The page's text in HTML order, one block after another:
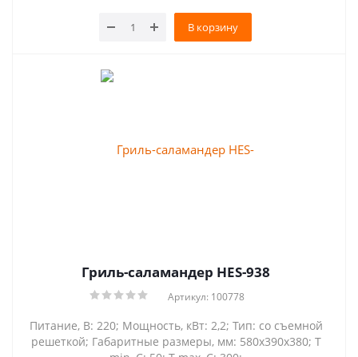
В корзину
Гриль-саламандер HES-938
Артикул: 100778
Питание, В: 220; Мощность, кВт: 2,2; Тип: со съемной
решеткой; Габаритные размеры, мм: 580х390х380; Т